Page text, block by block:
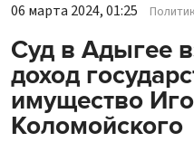
06 марта 2024, 01:25
Суд в Адыгее
доход
имущество
Коломойского